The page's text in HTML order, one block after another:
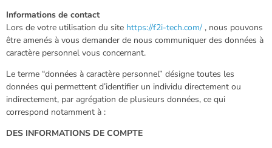
Informations de contact
Lors de votre utilisation du site https://f2i-tech.com/ , nous pouvons
être amenés à vous demander de nous communiquer des données à
caractère personnel vous concernant.
Le terme “données à caractère personnel” désigne toutes les
données qui permettent d’identifier un individu directement ou
indirectement, par agrégation de plusieurs données, ce qui
correspond notamment à :
DES INFORMATIONS DE COMPTE